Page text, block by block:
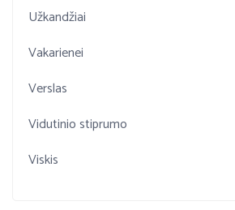
Užkandžiai
Vakarienei
Verslas
Vidutinio stiprumo
Viskis